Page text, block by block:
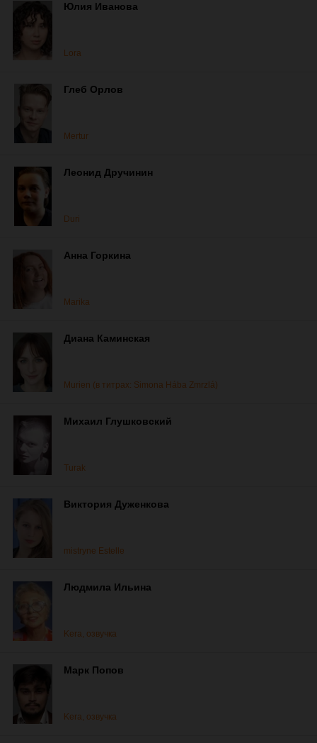
Юлия Иванова
Lora
Глеб Орлов
Mertur
Леонид Дручинин
Duri
Анна Горкина
Marika
Диана Каминская
Murien (в титрах: Simona Hába Zmrzlá)
Михаил Глушковский
Turak
Виктория Дуженкова
mistryne Estelle
Людмила Ильина
Kera, озвучка
Марк Попов
Kera, озвучка